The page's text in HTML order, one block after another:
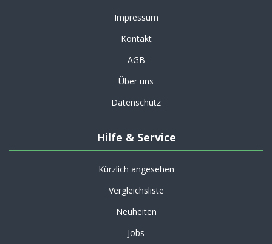
Impressum
Kontakt
AGB
Über uns
Datenschutz
Hilfe & Service
Kürzlich angesehen
Vergleichsliste
Neuheiten
Jobs